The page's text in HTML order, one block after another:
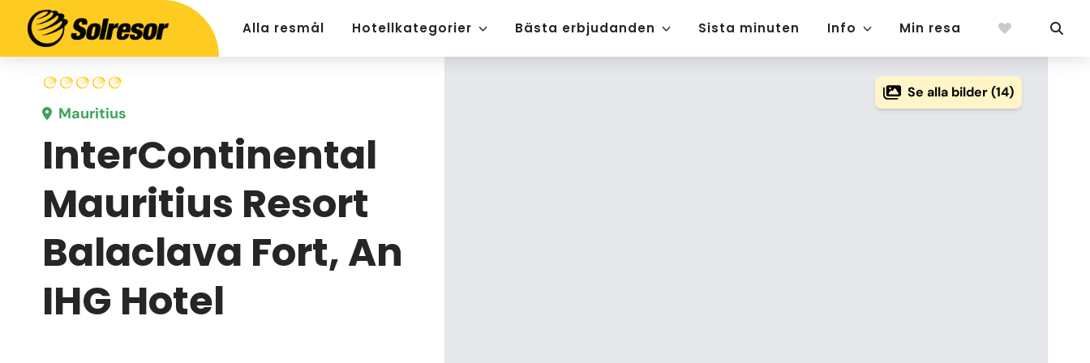
Alla resmål Hotellkategorier Bästa erbjudanden Sista minuten Info Min resa
Mauritius
InterContinental
Mauritius Resort
Balaclava Fort, An
IHG Hotel
Se alla bilder (14)